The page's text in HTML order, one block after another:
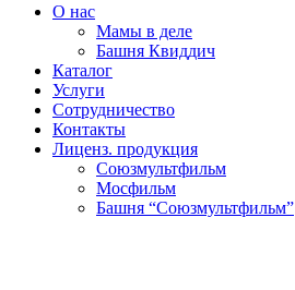
О нас
Мамы в деле
Башня Квиддич
Каталог
Услуги
Сотрудничество
Контакты
Лиценз. продукция
Союзмультфильм
Мосфильм
Башня “Союзмультфильм”